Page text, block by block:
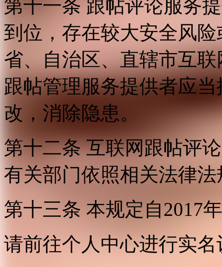
第十一条 跟帖评论服务
到位，存在较大安全风
省、自治区、直辖市互
跟帖管理服务提供者应
改，消除隐患。
第十二条 互联网跟帖评
有关部门依照相关法律
第十三条 本规定自2017
请前往个人中心进行实名